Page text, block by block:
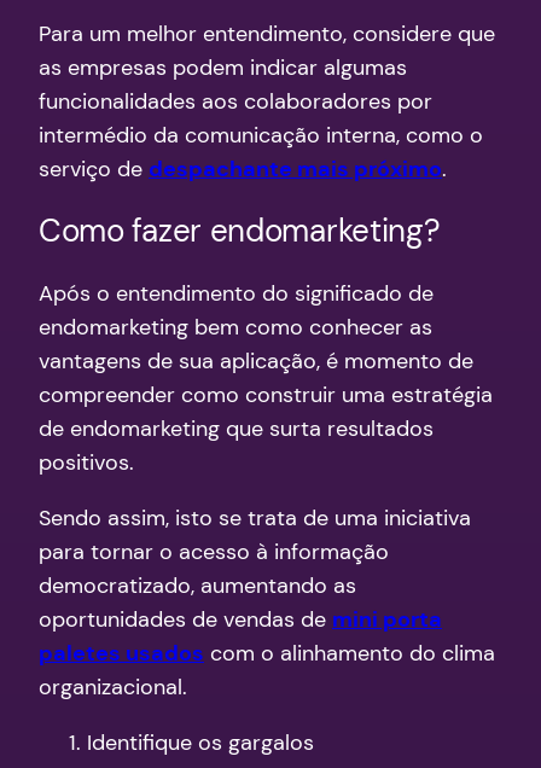
Para um melhor entendimento, considere que
as empresas podem indicar algumas
funcionalidades aos colaboradores por
intermédio da comunicação interna, como o
serviço de despachante mais próximo.
Como fazer endomarketing?
Após o entendimento do significado de
endomarketing bem como conhecer as
vantagens de sua aplicação, é momento de
compreender como construir uma estratégia
de endomarketing que surta resultados
positivos.
Sendo assim, isto se trata de uma iniciativa
para tornar o acesso à informação
democratizado, aumentando as
oportunidades de vendas de mini porta
paletes usados com o alinhamento do clima
organizacional.
Identifique os gargalos